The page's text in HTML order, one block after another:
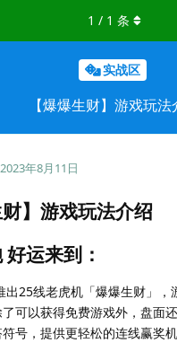
实战区
【爆爆生财】游戏玩法
1 / 1 条
2023年8月11日
财】游戏玩法介绍
运来到：
出25线老虎机「爆爆生财」，
可以获得免费游戏外，盘面
号，提供更轻松的连线赢奖